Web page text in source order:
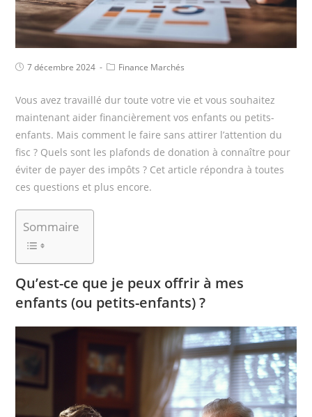
7 décembre 2024 Finance Marchés
Vous avez travaillé dur toute votre vie et vous souhaitez
maintenant aider financièrement vos enfants ou petits-
enfants. Mais comment le faire sans attirer l’attention du
fisc ? Quels sont les plafonds de donation à connaître pour
éviter de payer des impôts ? Cet article répondra à toutes
ces questions et plus encore.
Sommaire
Qu’est-ce que je peux offrir à mes
enfants (ou petits-enfants) ?